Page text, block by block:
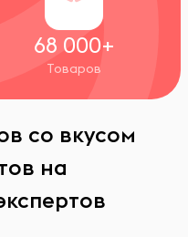
68 000+
Товаров
со вкусом
на